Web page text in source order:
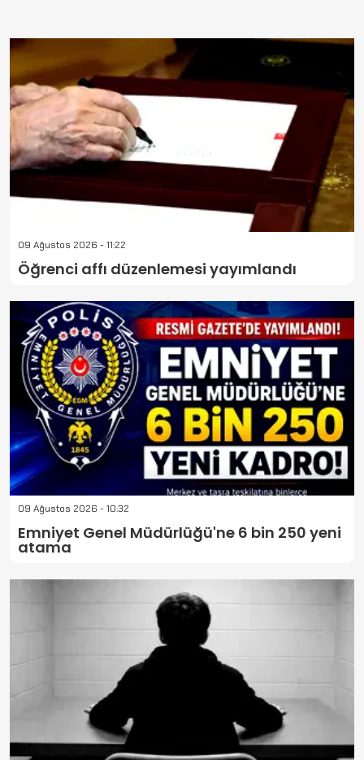
09 Ağustos 2026 - 11:22
Öğrenci affı düzenlemesi yayımlandı
09 Ağustos 2026 - 10:32
Emniyet Genel Müdürlüğü'ne 6 bin 250 yeni
atama